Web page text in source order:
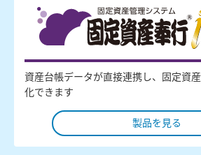
資産台帳データが直接連携し、固定資
化できます
製品を見る